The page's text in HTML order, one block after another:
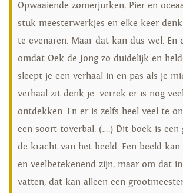
Opwaaiende zomerjurken, Pier en
stuk meesterwerkjes en elke keer
te evenaren. Maar dat kan dus wel. En
omdat Oek de Jong zo duidelijk en
sleept je een verhaal in en pas als je
verhaal zit denk je: verrek er is nog
ontdekken. En er is zelfs heel veel te
een soort toverbal. (….) Dit boek is een
de kracht van het beeld. Een beeld
en veelbetekenend zijn, maar om dat
vatten, dat kan alleen een